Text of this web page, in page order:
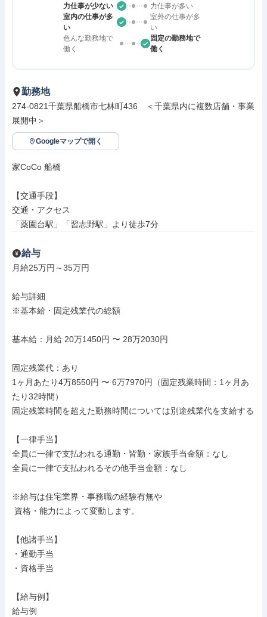
力仕事が少ない
力仕事が多い
室内の仕事が多
い
室外の仕事が多
い
色んな勤務地で
働く
固定の勤務地で
働く
勤務地
274-0821千葉県船橋市七林町436　＜千葉県内に複数店舗・事業
展開中＞
Googleマップで開く
家CoCo 船橋
【交通手段】
交通・アクセス
「薬園台駅」「習志野駅」より徒歩7分
給与
月給25万円～35万円
給与詳細
※基本給・固定残業代の総額
基本給：月給 20万1450円 〜 28万2030円
固定残業代：あり
1ヶ月あたり4万8550円 〜 6万7970円（固定残業時間：1ヶ月あ
たり32時間）
固定残業時間を超えた勤務時間については別途残業代を支給する
【一律手当】
全員に一律で支払われる通勤・皆勤・家族手当金額：なし
全員に一律で支払われるその他手当金額：なし
※給与は住宅業界・事務職の経験有無や
【他諸手当】
・通勤手当
・資格手当
【給与例】
給与例